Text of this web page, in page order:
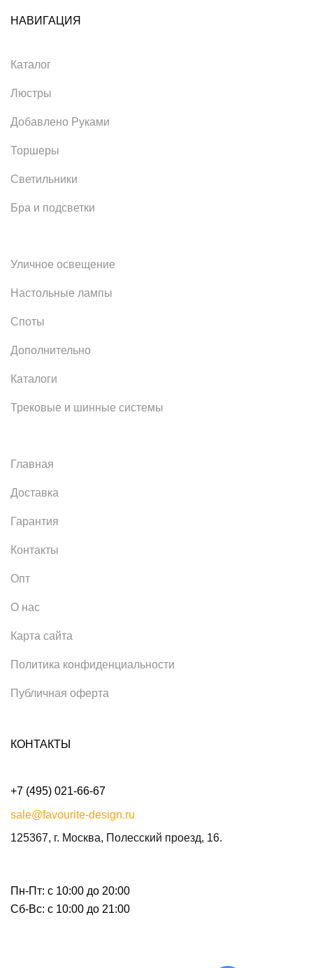
НАВИГАЦИЯ
Каталог
Люстры
Добавлено Руками
Торшеры
Светильники
Бра и подсветки
Уличное освещение
Настольные лампы
Споты
Дополнительно
Каталоги
Трековые и шинные системы
Главная
Доставка
Гарантия
Контакты
Опт
О нас
Карта сайта
Политика конфиденциальности
Публичная оферта
КОНТАКТЫ
+7 (495) 021-66-67
sale@favourite-design.ru
125367, г. Москва, Полесский проезд, 16.
Пн-Пт: с 10:00 до 20:00
Сб-Вс: с 10:00 до 21:00